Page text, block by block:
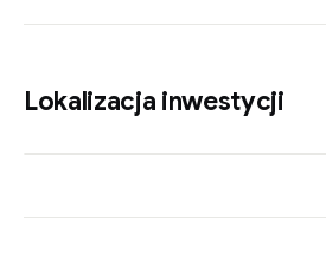
Lokalizacja inwestycji
−
Zobacz na mapie